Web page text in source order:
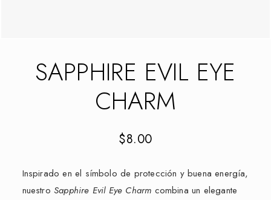
SAPPHIRE EVIL EYE
CHARM
$8.00
Inspirado en el símbolo de protección y buena energía,
nuestro Sapphire Evil Eye Charm combina un elegante